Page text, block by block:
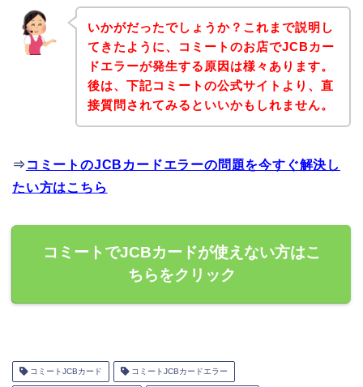
いかがだったでしょうか？これまで説明し
てきたように、コミートのお店でJCBカー
ドエラーが発生する原因は様々あります。
後は、下記コミートの公式サイトより、直
接質問されてみるといいかもしれません。
⇒ コミートのJCBカードエラーの問題を今すぐ解決し
たい方はこちら
コミートでJCBカードが使えない方はこ
ちらをクリック
コミートJCBカード コミートJCBカードエラー